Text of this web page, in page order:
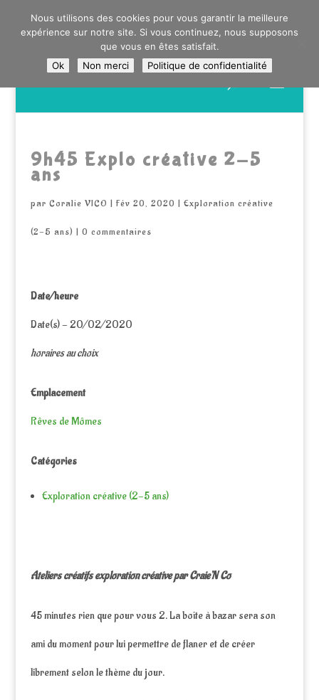
0603176412 - RDV CHEZ SO WATT À SAINT ANDRÉ OU
DANS LA MÉTROPOLE LILLOISE
CRAIENCO@GMAIL.COM
produits
9h45 Explo créative 2-5
ans
par Coralie VICO | Fév 20, 2020 | Exploration créative
(2-5 ans) | 0 commentaires
Date/heure
Date(s) - 20/02/2020
horaires au choix
Emplacement
Rêves de Mômes
Catégories
Exploration créative (2-5 ans)
Ateliers créatifs exploration créative par Craie’N Co
45 minutes rien que pour vous 2. La boîte à bazar sera son
ami du moment pour lui permettre de flaner et de créer
librement selon le thème du jour.
Nous utilisons des cookies pour vous garantir la meilleure
expérience sur notre site. Si vous continuez, nous supposons
que vous en êtes satisfait.
Ok
Non merci Politique de confidentialité